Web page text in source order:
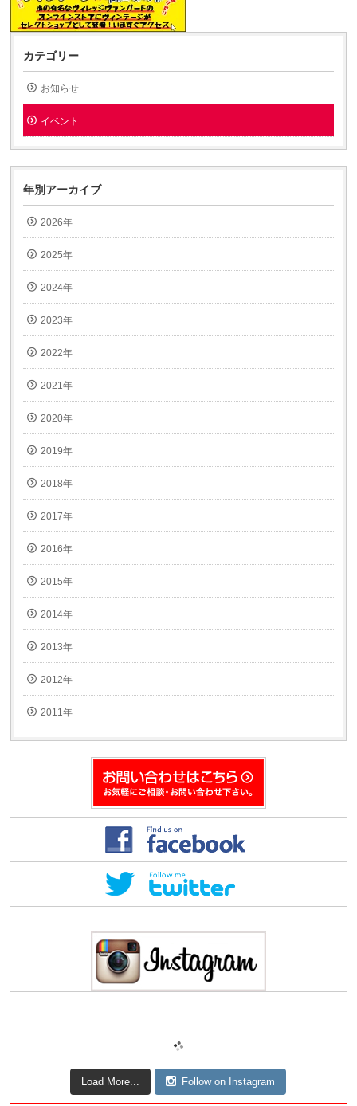
カテゴリー
お知らせ
イベント
年別アーカイブ
2026年
2025年
2024年
2023年
2022年
2021年
2020年
2019年
2018年
2017年
2016年
2015年
2014年
2013年
2012年
2011年
Load More... Follow on Instagram